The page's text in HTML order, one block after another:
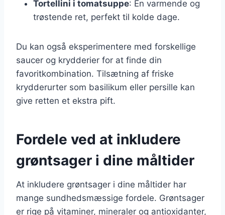
Tortellini i tomatsuppe: En varmende og
trøstende ret, perfekt til kolde dage.
Du kan også eksperimentere med forskellige
saucer og krydderier for at finde din
favoritkombination. Tilsætning af friske
krydderurter som basilikum eller persille kan
give retten et ekstra pift.
Fordele ved at inkludere
grøntsager i dine måltider
At inkludere grøntsager i dine måltider har
mange sundhedsmæssige fordele. Grøntsager
er rige på vitaminer, mineraler og antioxidanter,